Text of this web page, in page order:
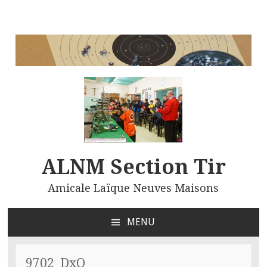
ALNM Section Tir
Amicale Laïque Neuves Maisons
MENU
CONTENU
9702_DxO